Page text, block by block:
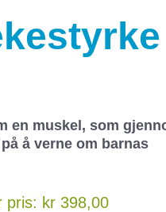
en muskel, som
å verne om barnas
pris: kr 398,00